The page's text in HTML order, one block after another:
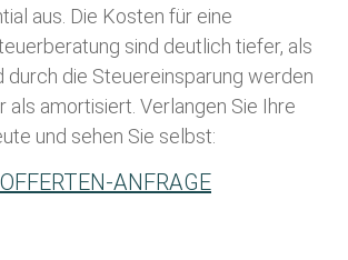
aus. Die Kosten für eine
sind deutlich tiefer, als
durch die Steuereinsparung werden
als amortisiert. Verlangen Sie Ihre
und sehen Sie selbst:
ANFRAGE